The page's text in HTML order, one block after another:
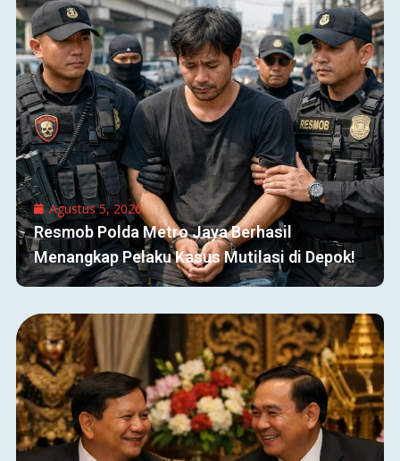
Agustus 5, 2026
Resmob Polda Metro Jaya Berhasil
Menangkap Pelaku Kasus Mutilasi di Depok!